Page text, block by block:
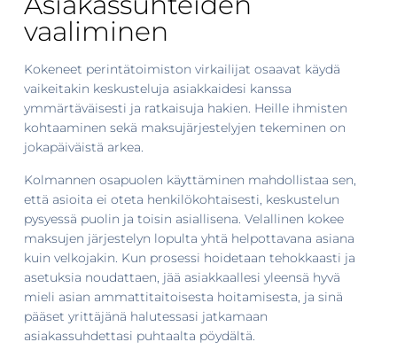
vaaliminen
Kokeneet perintätoimiston virkailijat osaavat käydä
vaikeitakin keskusteluja asiakkaidesi kanssa
ymmärtäväisesti ja ratkaisuja hakien. Heille ihmisten
kohtaaminen sekä maksujärjestelyjen tekeminen on
jokapäiväistä arkea.
Kolmannen osapuolen käyttäminen mahdollistaa sen,
että asioita ei oteta henkilökohtaisesti, keskustelun
pysyessä puolin ja toisin asiallisena. Velallinen kokee
maksujen järjestelyn lopulta yhtä helpottavana asiana
kuin velkojakin. Kun prosessi hoidetaan tehokkaasti ja
asetuksia noudattaen, jää asiakkaallesi yleensä hyvä
mieli asian ammattitaitoisesta hoitamisesta, ja sinä
pääset yrittäjänä halutessasi jatkamaan
asiakassuhdettasi puhtaalta pöydältä.